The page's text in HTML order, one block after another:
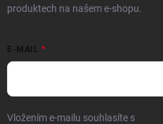
produktech na našem e-shopu.
E-MAIL
Vložením e-mailu souhlasíte s